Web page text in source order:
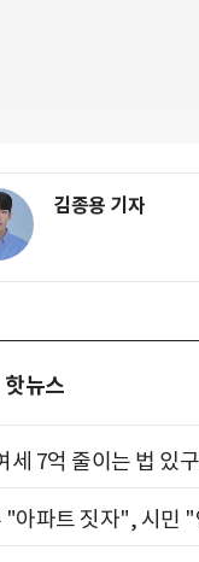
김종용 기자
뉴스
세 7억 줄이는 법 있
"아파트 짓자", 시민